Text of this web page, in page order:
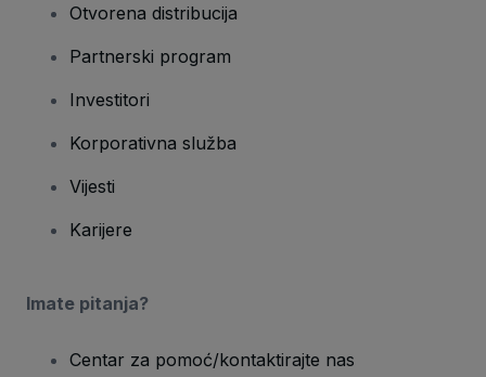
Otvorena distribucija
Partnerski program
Investitori
Korporativna služba
Vijesti
Karijere
Imate pitanja?
Centar za pomoć/kontaktirajte nas